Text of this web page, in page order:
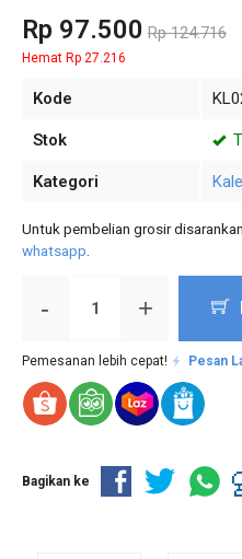
Rp 97.500 Rp 124.716
Hemat Rp 27.216
Kode
Stok
Kategori
Untuk pembelian grosir
whatsapp
- +
Pemesanan lebih cepat! Pesan
Bagikan ke